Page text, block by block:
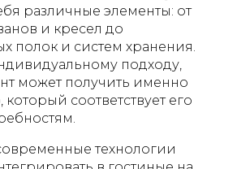
различные элементы: от
и кресел до
полок и систем хранения.
подходу,
может получить именно
который соответствует его
технологии